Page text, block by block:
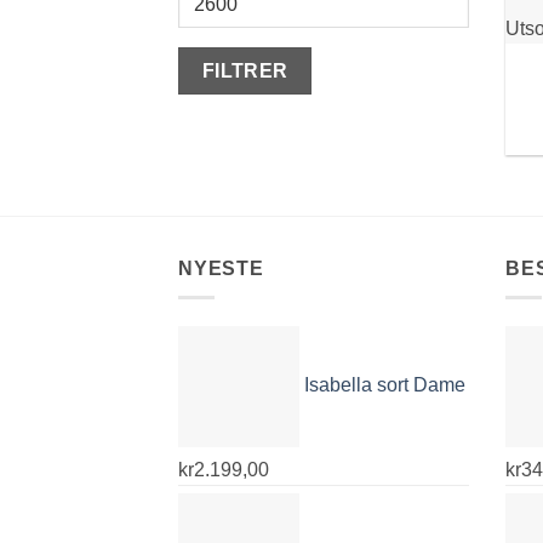
FILTRER
NYESTE
Isabella sort Dame
kr2.199,00 kr